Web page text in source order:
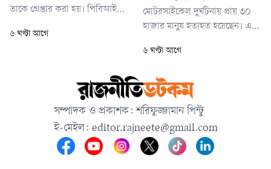
তাকে গ্রেপ্তার করা হয়। পিবিআই
অনুযায়ী আত্মসমর্পণ না করায় তাকে
৬ ঘণ্টা আগে
মোটরসাইকেল দুর্ঘটনায় প্রায় ৩০
হাজার মানুষ হতাহত হয়েছেন। এর
এবং ১৪ হাজার ১৪৩ জন আহত
সালের জুলাই পর্যন্ত ১৬ হাজার
৬৫টি মোটরসাইকেল দুর্ঘটনায়
এসব হতাহতের ঘটনা ঘটেছে।
৬ ঘণ্টা আগে
সম্পাদক ও প্রকাশক: শরিফুজ্জামান পিন্টু
ই-মেইল: editor.rajneete@gmail.com